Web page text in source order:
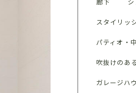
スタイリッ
パティオ・
吹抜けのあ
ガレージハ